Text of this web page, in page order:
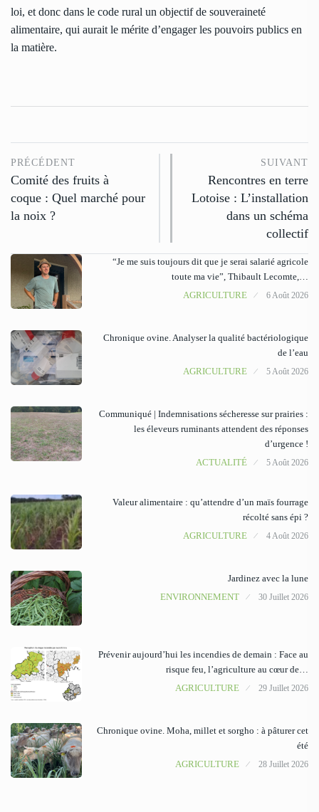
loi, et donc dans le code rural un objectif de souveraineté
alimentaire, qui aurait le mérite d’engager les pouvoirs publics en
la matière.
PRÉCÉDENT
Comité des fruits à
coque : Quel marché pour
la noix ?
SUIVANT
Rencontres en terre
Lotoise : L’installation
dans un schéma
collectif
“Je me suis toujours dit que je serai salarié agricole
toute ma vie”, Thibault Lecomte,…
AGRICULTURE
6 Août 2026
Chronique ovine. Analyser la qualité bactériologique
de l’eau
AGRICULTURE
5 Août 2026
Communiqué | Indemnisations sécheresse sur prairies :
les éleveurs ruminants attendent des réponses
d’urgence !
ACTUALITÉ
5 Août 2026
Valeur alimentaire : qu’attendre d’un maïs fourrage
récolté sans épi ?
AGRICULTURE
4 Août 2026
Jardinez avec la lune
ENVIRONNEMENT
30 Juillet 2026
Prévenir aujourd’hui les incendies de demain : Face au
risque feu, l’agriculture au cœur de…
AGRICULTURE
29 Juillet 2026
Chronique ovine. Moha, millet et sorgho : à pâturer cet
été
AGRICULTURE
28 Juillet 2026